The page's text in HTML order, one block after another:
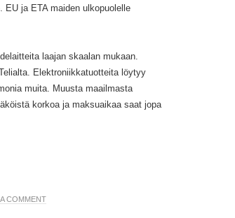
ja ETA maiden ulkopuolelle
laajan skaalan mukaan.
Elektroniikkatuotteita löytyy
muita. Muusta maailmasta
korkoa ja maksuaikaa saat jopa
A COMMENT